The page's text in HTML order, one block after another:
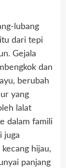
lubang
dari tepi
Gejala
dan
berubah
yang
lalat
dalam famili
juga
hijau,
panjang